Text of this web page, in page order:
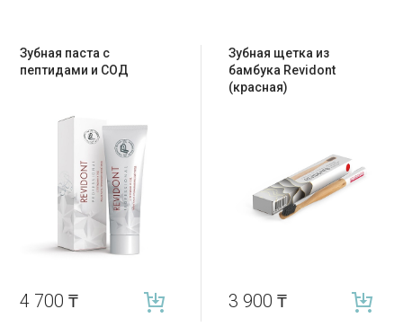
Зубная паста с
пептидами и СОД
4 700₸
Зубная щетка из
бамбука Revidont
(красная)
3 900 ₸